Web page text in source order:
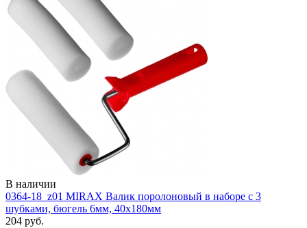
В наличии
0364-18_z01 MIRAX Валик поролоновый в наборе с 3
шубками, бюгель 6мм, 40x180мм
204 руб.